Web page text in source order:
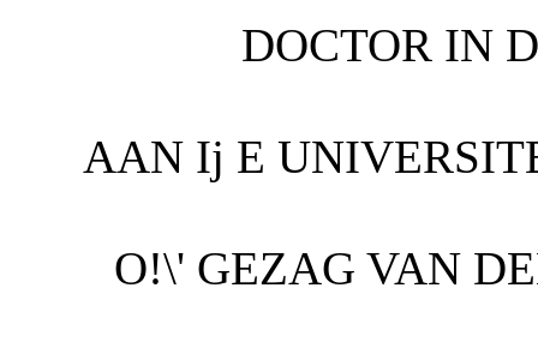
DOCTOR IN
AAN Ij E
O!\' GEZAG VAN